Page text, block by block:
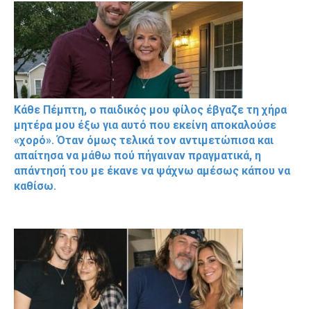
Κάθε Πέμπτη, ο παιδικός μου φίλος έβγαζε τη χήρα
μητέρα μου έξω για αυτό που εκείνη αποκαλούσε
«χορό». Όταν όμως τελικά τον αντιμετώπισα και
απαίτησα να μάθω πού πήγαιναν πραγματικά, η
απάντησή του με έκανε να ψάχνω αμέσως κάπου να
καθίσω.